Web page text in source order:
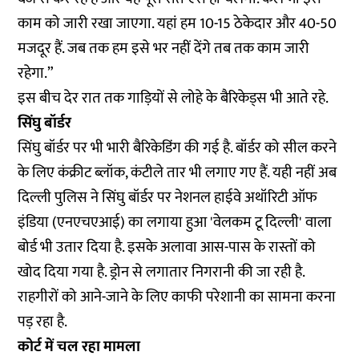
काम को जारी रखा जाएगा. यहां हम 10-15 ठेकेदार और 40-50
मजदूर हैं. जब तक हम इसे भर नहीं देंगे तब तक काम जारी
रहेगा.”
इस बीच देर रात तक गाड़ियों से लोहे के बैरिकेड्स भी आते रहे.
सिंघु बॉर्डर
सिंघु बॉर्डर पर भी भारी बैरिकेडिंग की गई है. बॉर्डर को सील करने
के लिए कंक्रीट ब्लॉक, कंटीले तार भी लगाए गए हैं. यही नहीं अब
दिल्ली पुलिस ने सिंघु बॉर्डर पर नेशनल हाईवे अथॉरिटी ऑफ
इंडिया (एनएचएआई) का लगाया हुआ 'वेलकम टू दिल्ली' वाला
बोर्ड भी उतार दिया है. इसके अलावा आस-पास के रास्तों को
खोद दिया गया है. ड्रोन से लगातार निगरानी की जा रही है.
राहगीरों को आने-जाने के लिए काफी परेशानी का सामना करना
पड़ रहा है.
कोर्ट में चल रहा मामला